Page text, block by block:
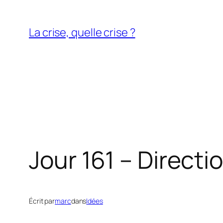
contenu
La crise, quelle crise ?
Jour 161 –
Écrit parmarcdansIdées